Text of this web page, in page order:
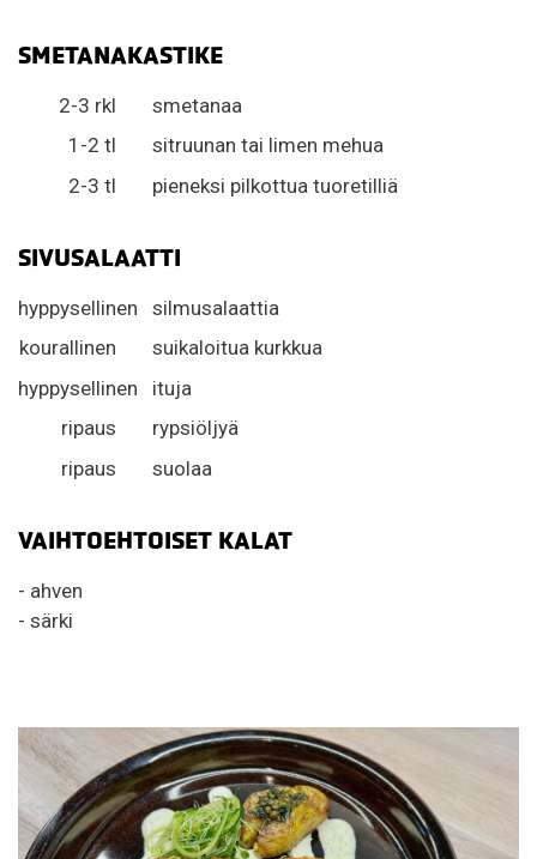
SMETANAKASTIKE
2-3 rkl
smetanaa
1-2 tl
sitruunan tai limen mehua
2-3 tl
pieneksi pilkottua tuoretilliä
SIVUSALAATTI
hyppysellinen
silmusalaattia
kourallinen
suikaloitua kurkkua
hyppysellinen
ituja
ripaus
rypsiöljyä
ripaus
suolaa
VAIHTOEHTOISET KALAT
- ahven
- särki